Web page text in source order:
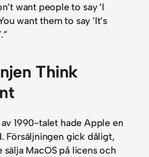
want people to say ’I
want them to say ’It’s
Think
1990-talet hade Apple en
Försäljningen gick dåligt,
sälja MacOS på licens och